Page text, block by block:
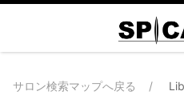
サロン検索マップへ戻る